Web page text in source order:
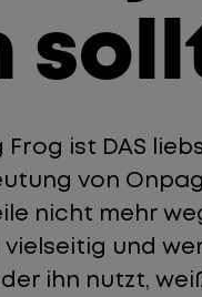
ist DAS
von
nicht mehr
und
ihn nutzt,